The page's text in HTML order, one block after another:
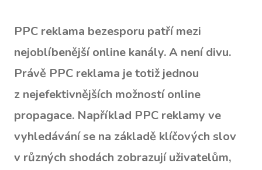
PPC reklama bezesporu patří mezi
nejoblíbenější online kanály. A není divu.
Právě PPC reklama je totiž jednou
z nejefektivnějších možností online
propagace. Například PPC reklamy ve
vyhledávání se na základě klíčových slov
v různých shodách zobrazují uživatelům,